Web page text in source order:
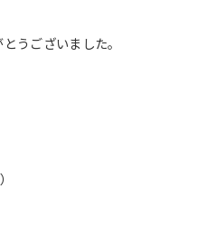
うございました。